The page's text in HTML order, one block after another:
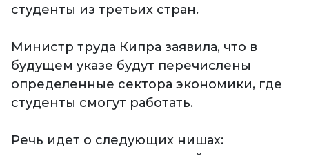
студенты из третьих стран.
Министр труда Кипра заявила, что в
будущем указе будут перечислены
определенные сектора экономики, где
студенты смогут работать.
Речь идет о следующих нишах: